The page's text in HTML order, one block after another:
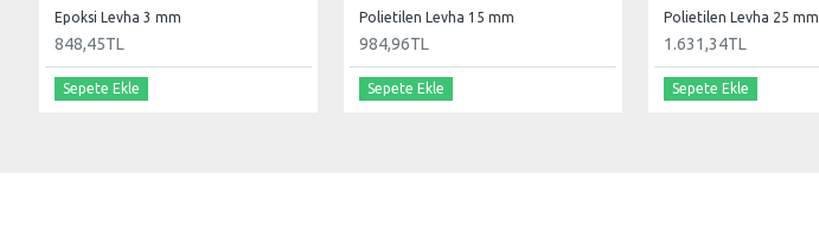
Epoksi Levha 3 mm
848,45TL
Sepete Ekle
Polietilen Levha 15 mm
984,96TL
Sepete Ekle
Polietilen Levha 25 mm
1.631,34TL
Sepete Ekle